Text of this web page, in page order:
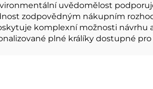
uvědomělost
zodpovědným nákupním
komplexní možnosti návrhu
plné králíky dostupné